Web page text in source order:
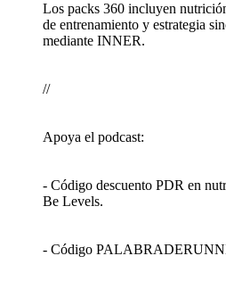
Los packs 360 incluyen
de entrenamiento y estrategia
mediante INNER.
//
Apoya el podcast:
- Código descuento PDR en
Be Levels.
- Código